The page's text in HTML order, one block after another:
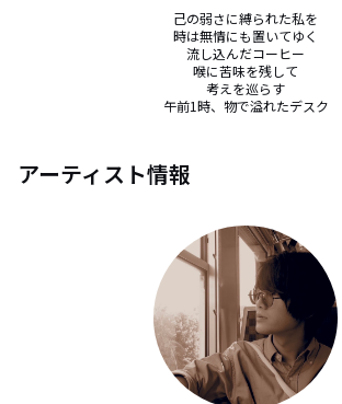
己の弱さに縛られた私を
時は無情にも置いてゆく
流し込んだコーヒー
喉に苦味を残して
考えを巡らす
午前1時、物で溢れたデスク
アーティスト情報